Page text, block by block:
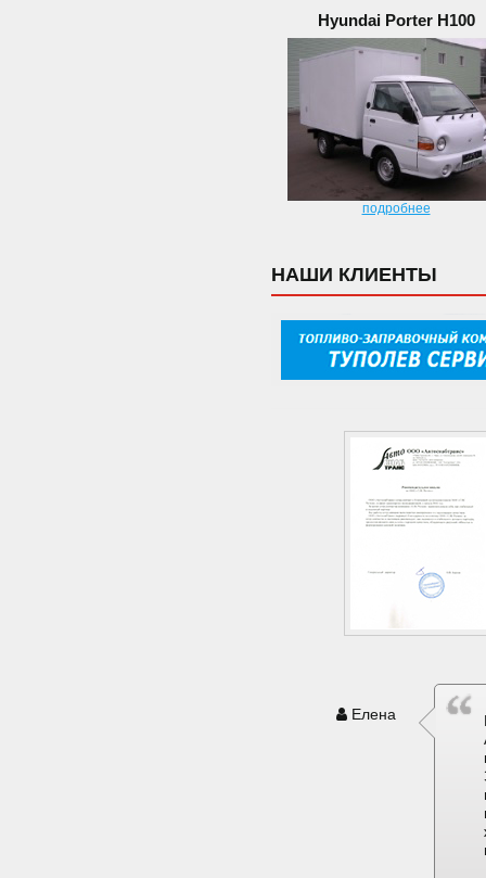
Hyundai Porter H100
подробнее
НАШИ КЛИЕНТЫ
Елена